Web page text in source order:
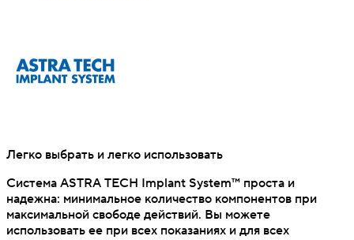
Легко выбрать и легко использовать
Система ASTRA TECH Implant System™ проста и
надежна: минимальное количество компонентов при
максимальной свободе действий. Вы можете
использовать ее при всех показаниях и для всех